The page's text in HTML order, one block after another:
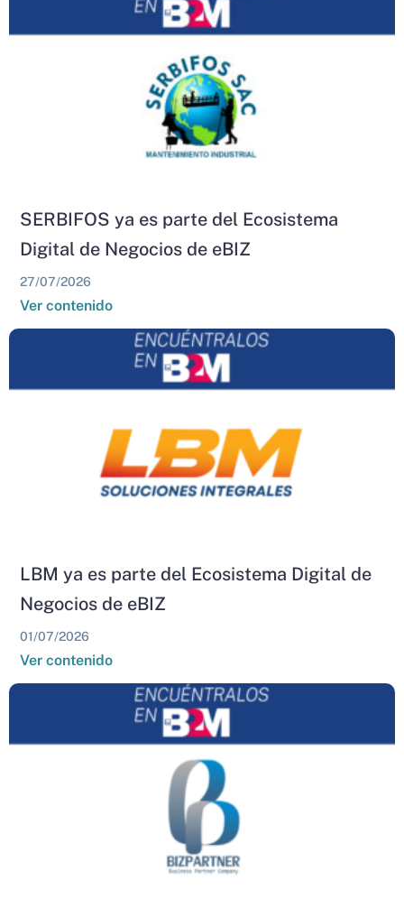
SERBIFOS ya es parte del Ecosistema
Digital de Negocios de eBIZ
27/07/2026
Ver contenido
LBM ya es parte del Ecosistema Digital de
Negocios de eBIZ
01/07/2026
Ver contenido